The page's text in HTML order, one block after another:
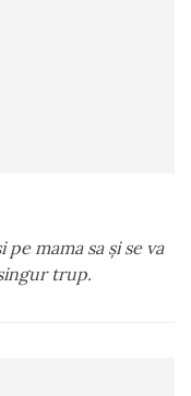
pe mama sa şi se va
trup.